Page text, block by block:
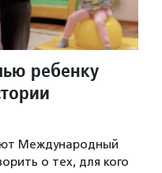
ребенку
Международный
о тех, для кого